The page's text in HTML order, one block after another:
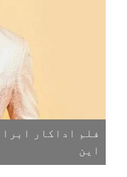
فلم اداکار
این